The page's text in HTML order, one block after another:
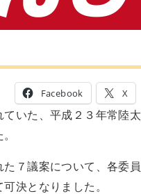
Facebook
X
いた、平成２３年常陸太
７議案について、各委員
決となりました。